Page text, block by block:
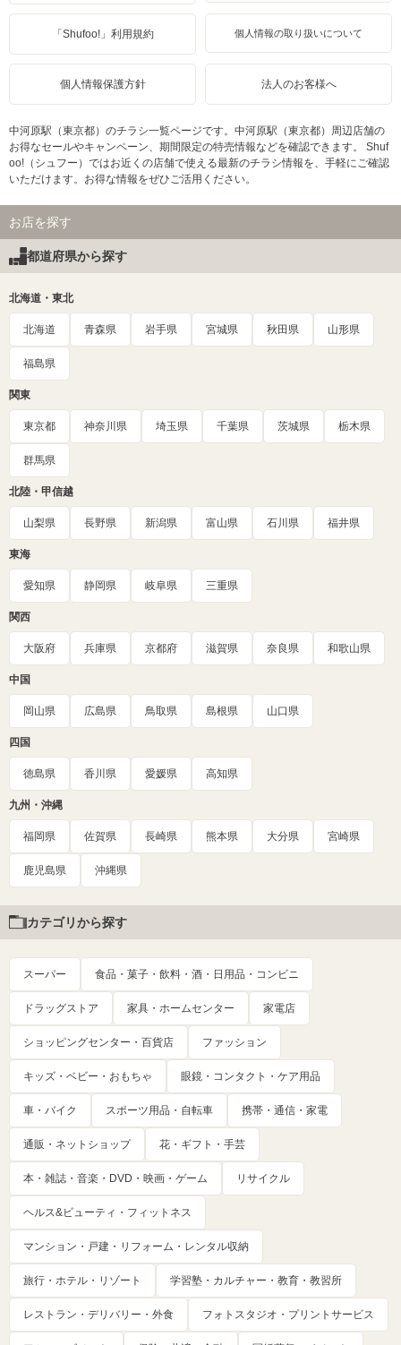
「Shufoo!」利用規約 個人情報の取り扱いについて
個人情報保護方針 法人のお客様へ
中河原駅（東京都）のチラシ一覧ページです。中河原駅（東京都）周辺店舗の
お得なセールやキャンペーン、期間限定の特売情報などを確認できます。 Shuf
oo!（シュフー）ではお近くの店舗で使える最新のチラシ情報を、手軽にご確認
いただけます。お得な情報をぜひご活用ください。
お店を探す
都道府県から探す
北海道・東北
北海道 青森県 岩手県 宮城県 秋田県 山形県
福島県
関東
東京都 神奈川県 埼玉県 千葉県 茨城県 栃木県
群馬県
北陸・甲信越
山梨県 長野県 新潟県 富山県 石川県 福井県
東海
愛知県 静岡県 岐阜県 三重県
関西
大阪府 兵庫県 京都府 滋賀県 奈良県 和歌山県
中国
岡山県 広島県 鳥取県 島根県 山口県
四国
徳島県 香川県 愛媛県 高知県
九州・沖縄
福岡県 佐賀県 長崎県 熊本県 大分県 宮崎県
鹿児島県 沖縄県
カテゴリから探す
スーパー 食品・菓子・飲料・酒・日用品・コンビニ
ドラッグストア 家具・ホームセンター 家電店
ショッピングセンター・百貨店 ファッション
キッズ・ベビー・おもちゃ 眼鏡・コンタクト・ケア用品
車・バイク スポーツ用品・自転車 携帯・通信・家電
通販・ネットショップ 花・ギフト・手芸
本・雑誌・音楽・DVD・映画・ゲーム リサイクル
ヘルス&ビューティ・フィットネス
マンション・戸建・リフォーム・レンタル収納
旅行・ホテル・リゾート 学習塾・カルチャー・教育・教習所
レストラン・デリバリー・外食 フォトスタジオ・プリントサービス